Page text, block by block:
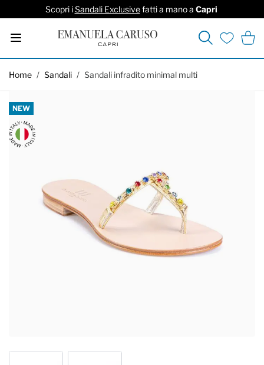
Scopri iSandali Exclusivefatti a mano a Capri
Cerca
Home / Sandali / Sandali infradito minimal multi
NEW